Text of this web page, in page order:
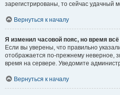
зарегистрированы, то сейчас удачный
Вернуться к началу
Я изменил часовой пояс, но время
Если вы уверены, что правильно
отображается по-прежнему неверное,
время на сервере. Уведомите
Вернуться к началу